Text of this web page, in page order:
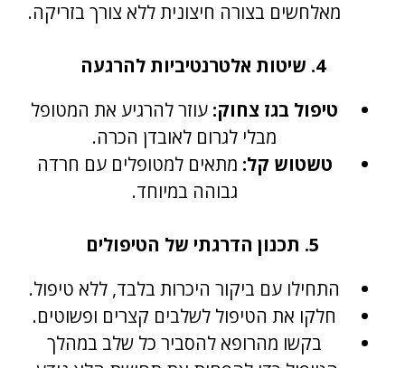
מאלחשים בצורה חיצונית ללא צורך בזריקה.
4. שיטות אלטרנטיביות להרגעה
טיפול בגז צחוק: עוזר להרגיע את המטופל
מבלי לגרום לאובדן הכרה.
טשטוש קל: מתאים למטופלים עם חרדה
גבוהה במיוחד.
5. תכנון הדרגתי של הטיפולים
התחילו עם ביקור היכרות בלבד, ללא טיפול.
חלקו את הטיפול לשלבים קצרים ופשוטים.
בקשו מהרופא להסביר כל שלב במהלך